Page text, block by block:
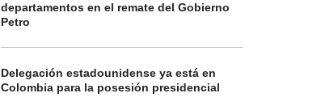
departamentos en el remate del Gobierno
Petro
Delegación estadounidense ya está en
Colombia para la posesión presidencial